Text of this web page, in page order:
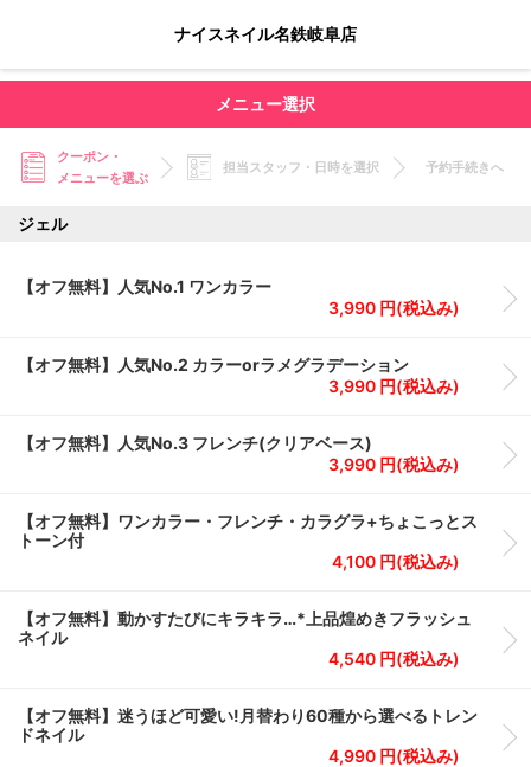
ナイスネイル名鉄岐阜店
メニュー選択
クーポン・
メニューを選ぶ
担当スタッフ・日時を選択 予約手続きへ
ジェル
【オフ無料】人気No.1 ワンカラー
3,990 円(税込み)
【オフ無料】人気No.2 カラーorラメグラデーション
3,990 円(税込み)
【オフ無料】人気No.3 フレンチ(クリアベース)
3,990 円(税込み)
【オフ無料】ワンカラー・フレンチ・カラグラ+ちょこっとス
トーン付
4,100 円(税込み)
【オフ無料】動かすたびにキラキラ…*上品煌めきフラッシュ
ネイル
4,540 円(税込み)
【オフ無料】迷うほど可愛い!月替わり60種から選べるトレン
ドネイル
4,990 円(税込み)